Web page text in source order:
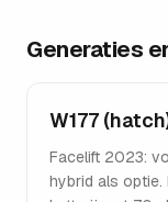
Generaties
W177
Facelift 2023:
hybrid als optie.